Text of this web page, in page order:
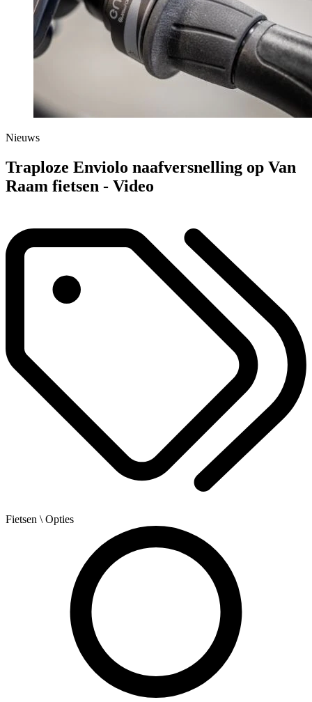
Nieuws
Traploze Enviolo naafversnelling op Van
Raam fietsen - Video
Fietsen \ Opties